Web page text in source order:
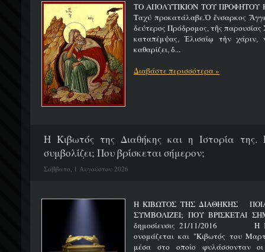
ΤΟ ΑΠΟΛΥΤΙΚΙΟΝ ΤΟΥ ΠΡΟΦΗΤΟΥ
Ταχύ προκατάλαβε.Ὁ ἔνσαρκος
δεύτερος Πρόδρομος, τῆς παρουσίας
καταπέμψας, Ἐλισαίῳ τὴν χάριν,
καθαρίζει, δ...
Διαβάστε περισσότερα »
H Κιβωτός της Διαθήκης και η Ιστορία της.
συμβολίζει; Που βρίσκεται σήμερον;
Σάββατο, 1 Αυγούστου 2026
Η ΚΙΒΩΤΟΣ ΤΗΣ ΔΙΑΘΗΚΗΣ
ΣΥΜΒΟΛΙΖΕΙ; ΠΟΥ
δημοσίευσις 21/11/2016 Η
ονομάζεται και "Κιβωτός του
μέσα στο οποίο φυλάσσονταν